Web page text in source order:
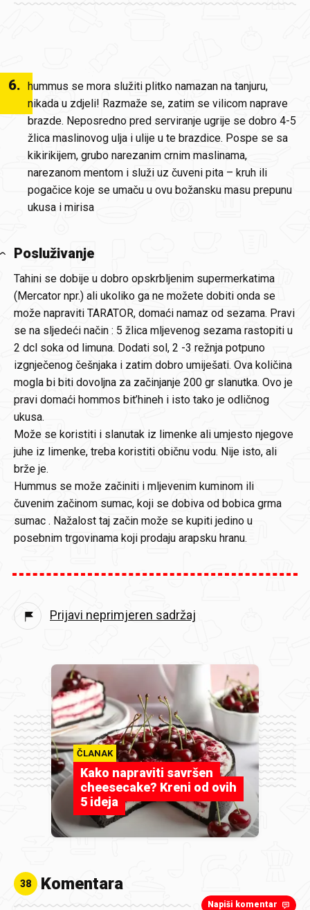
6. hummus se mora služiti plitko namazan na tanjuru,
nikada u zdjeli! Razmaže se, zatim se vilicom naprave
brazde. Neposredno pred serviranje ugrije se dobro 4-5
žlica maslinovog ulja i ulije u te brazdice. Pospe se sa
kikirikijem, grubo narezanim crnim maslinama,
narezanom mentom i služi uz čuveni pita – kruh ili
pogačice koje se umaču u ovu božansku masu prepunu
ukusa i mirisa
Posluživanje
Tahini se dobije u dobro opskrbljenim supermerkatima
(Mercator npr.) ali ukoliko ga ne možete dobiti onda se
može napraviti TARATOR, domaći namaz od sezama. Pravi
se na sljedeći način : 5 žlica mljevenog sezama rastopiti u
2 dcl soka od limuna. Dodati sol, 2 -3 režnja potpuno
izgnječenog češnjaka i zatim dobro umiješati. Ova količina
mogla bi biti dovoljna za začinjanje 200 gr slanutka. Ovo je
pravi domaći hommos bit’hineh i isto tako je odličnog
ukusa.
Može se koristiti i slanutak iz limenke ali umjesto njegove
juhe iz limenke, treba koristiti običnu vodu. Nije isto, ali
brže je.
Hummus se može začiniti i mljevenim kuminom ili
čuvenim začinom sumac, koji se dobiva od bobica grma
sumac . Nažalost taj začin može se kupiti jedino u
posebnim trgovinama koji prodaju arapsku hranu.
Prijavi neprimjeren sadržaj
ČLANAK
Kako napraviti savršen
cheesecake? Kreni od ovih
5 ideja
38 Komentara
Napiši komentar